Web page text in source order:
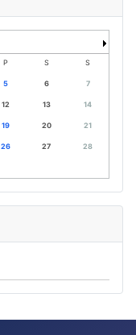
P S S
5 6 7
12 13 14
19 20 21
26 27 28